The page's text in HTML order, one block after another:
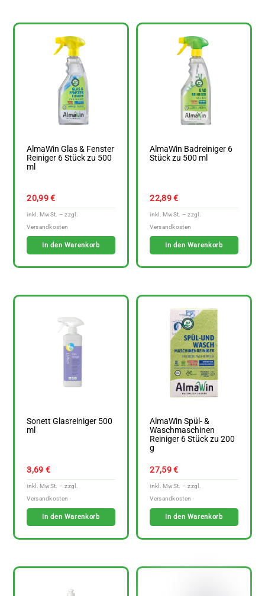
AlmaWin Glas & Fenster
Reiniger 6 Stück zu 500
ml
20,99€
In den Warenkorb
AlmaWin Badreiniger 6
Stück zu 500 ml
22,89€
In den Warenkorb
Sonett Glasreiniger 500
ml
3,69 €
In den Warenkorb
AlmaWin Spül- &
Waschmaschinen
Reiniger 6 Stück zu 200
g
27,59€
In den Warenkorb